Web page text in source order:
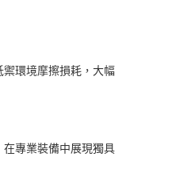
環境摩擦損耗，大幅
專業裝備中展現獨具